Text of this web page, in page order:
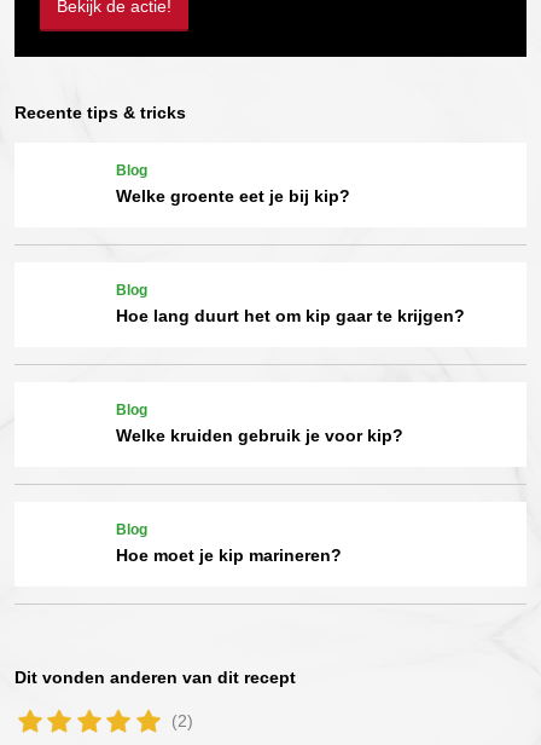
Bekijk de actie!
Recente tips & tricks
Blog
Welke groente eet je bij kip?
Blog
Hoe lang duurt het om kip gaar te krijgen?
Blog
Welke kruiden gebruik je voor kip?
Blog
Hoe moet je kip marineren?
Dit vonden anderen van dit recept
(2)